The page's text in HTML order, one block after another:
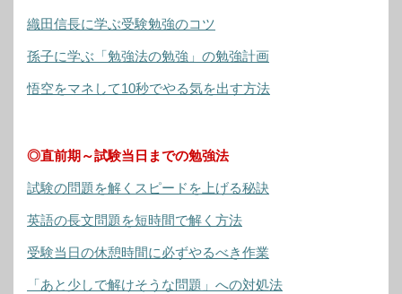
織田信長に学ぶ受験勉強のコツ
孫子に学ぶ「勉強法の勉強」の勉強計画
悟空をマネして10秒でやる気を出す方法
◎直前期～試験当日までの勉強法
試験の問題を解くスピードを上げる秘訣
英語の長文問題を短時間で解く方法
受験当日の休憩時間に必ずやるべき作業
「あと少しで解けそうな問題」への対処法